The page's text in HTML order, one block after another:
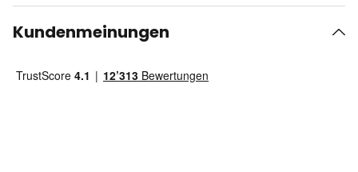
Kundenmeinungen